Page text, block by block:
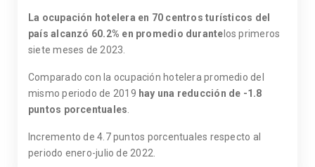
La ocupación hotelera en 70 centros turísticos del
país alcanzó 60.2% en promedio durante los primeros
siete meses de 2023.
Comparado con la ocupación hotelera promedio del
mismo periodo de 2019 hay una reducción de -1.8
puntos porcentuales
Incremento de 4.7 puntos porcentuales respecto al
periodo enero-julio de 2022.